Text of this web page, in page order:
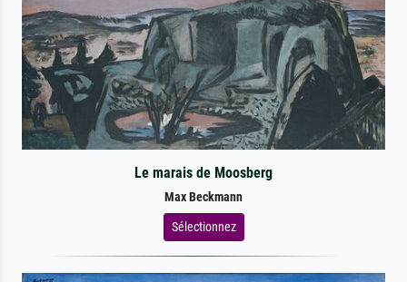
Le marais de Moosberg
Max Beckmann
Sélectionnez